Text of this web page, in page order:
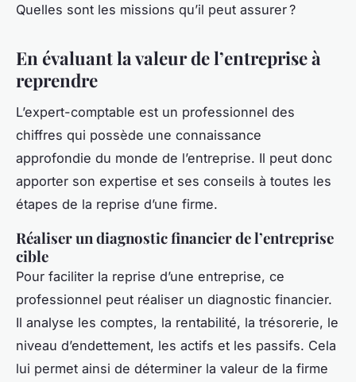
Quelles sont les missions qu’il peut assurer ?
En évaluant la valeur de l’entreprise à
reprendre
L’expert-comptable est un professionnel des
chiffres qui possède une connaissance
approfondie du monde de l’entreprise. Il peut donc
apporter son expertise et ses conseils à toutes les
étapes de la reprise d’une firme.
Réaliser un diagnostic financier de l’entreprise
cible
Pour faciliter la reprise d’une entreprise, ce
professionnel peut réaliser un diagnostic financier.
Il analyse les comptes, la rentabilité, la trésorerie, le
niveau d’endettement, les actifs et les passifs. Cela
lui permet ainsi de déterminer la valeur de la firme